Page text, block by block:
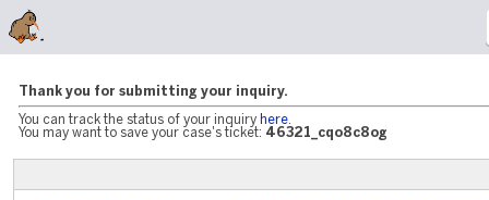
Thank you for submitting your inquiry.
You can track the status of your inquiry here
You may want to save your case's ticket: 46321_cqo8c8og